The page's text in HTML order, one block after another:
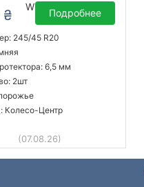
W330
₴ Подробнее
245/45 R20
6,5 мм
2шт
Колесо-Центр
(07.08.26)